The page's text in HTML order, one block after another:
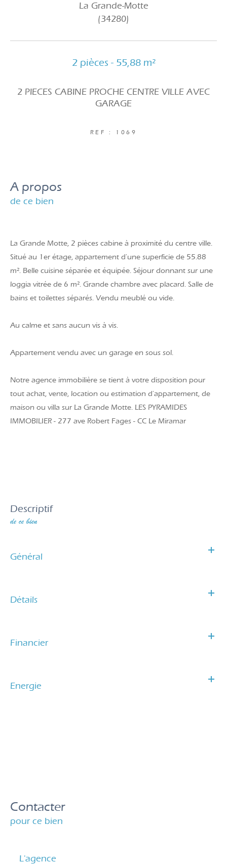
La Grande-Motte
(34280)
2 pièces - 55,88 m²
2 PIECES CABINE PROCHE CENTRE VILLE AVEC
GARAGE
REF : 1069
a propos
de ce bien
La Grande Motte, 2 pièces cabine à proximité du centre ville.
Situé au 1er étage, appartement d'une superficie de 55.88
m². Belle cuisine séparée et équipée. Séjour donnant sur une
loggia vitrée de 6 m². Grande chambre avec placard. Salle de
bains et toilettes séparés. Vendu meublé ou vide.
Au calme et sans aucun vis à vis.
Appartement vendu avec un garage en sous sol.
Notre agence immobilière se tient à votre disposition pour
tout achat, vente, location ou estimation d'appartement, de
maison ou villa sur La Grande Motte. LES PYRAMIDES
IMMOBILIER - 277 ave Robert Fages - CC Le Miramar
descriptif
de ce bien
Général
Détails
Financier
Energie
Contacter
pour ce bien
L'agence